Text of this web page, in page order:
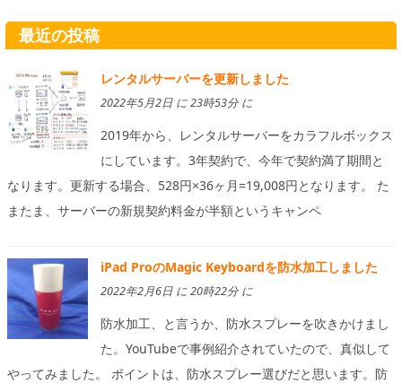
最近の投稿
レンタルサーバーを更新しました
2022年5月2日 に 23時53分 に
2019年から、レンタルサーバーをカラフルボックス
にしています。3年契約で、今年で契約満了期間と
なります。更新する場合、528円×36ヶ月=19,008円となります。 た
またま、サーバーの新規契約料金が半額というキャンペ
iPad ProのMagic Keyboardを防水加工しました
2022年2月6日 に 20時22分 に
防水加工、と言うか、防水スプレーを吹きかけまし
た。YouTubeで事例紹介されていたので、真似して
やってみました。 ポイントは、防水スプレー選びだと思います。防